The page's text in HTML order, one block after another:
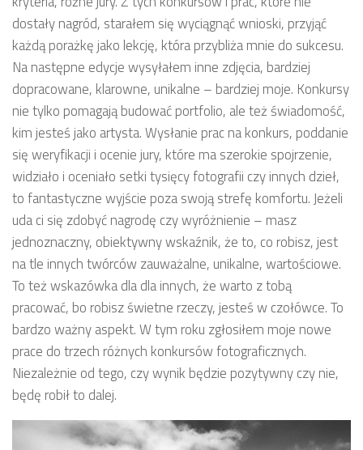
dostały nagród, starałem się wyciągnąć wnioski, przyjąć
każdą porażkę jako lekcję, która przybliża mnie do sukcesu.
Na następne edycje wysyłałem inne zdjęcia, bardziej
dopracowane, klarowne, unikalne – bardziej moje. Konkursy
nie tylko pomagają budować portfolio, ale też świadomość,
kim jesteś jako artysta. Wysłanie prac na konkurs, poddanie
się weryfikacji i ocenie jury, które ma szerokie spojrzenie,
widziało i oceniało setki tysięcy fotografii czy innych dzieł,
to fantastyczne wyjście poza swoją strefę komfortu. Jeżeli
uda ci się zdobyć nagrodę czy wyróżnienie – masz
jednoznaczny, obiektywny wskaźnik, że to, co robisz, jest
na tle innych twórców zauważalne, unikalne, wartościowe.
To też wskazówka dla dla innych, że warto z tobą
pracować, bo robisz świetne rzeczy, jesteś w czołówce. To
bardzo ważny aspekt. W tym roku zgłosiłem moje nowe
prace do trzech różnych konkursów fotograficznych.
Niezależnie od tego, czy wynik będzie pozytywny czy nie,
będę robił to dalej.